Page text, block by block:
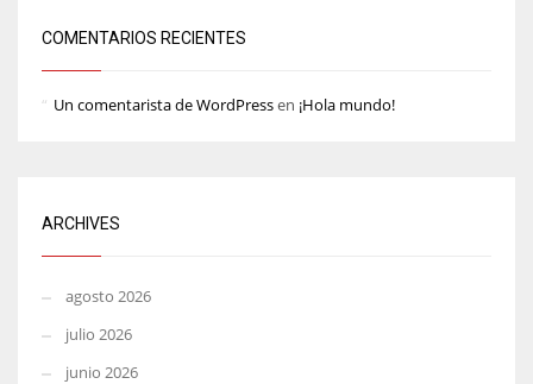
COMENTARIOS RECIENTES
Un comentarista de WordPressen ¡Hola mundo!
ARCHIVES
agosto 2026
julio 2026
junio 2026